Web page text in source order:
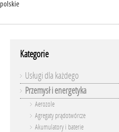
Kategorie
Usługi dla każdego
Przemysł i energetyka
Aerozole
Agregaty prądotwórcze
Akumulatory i baterie